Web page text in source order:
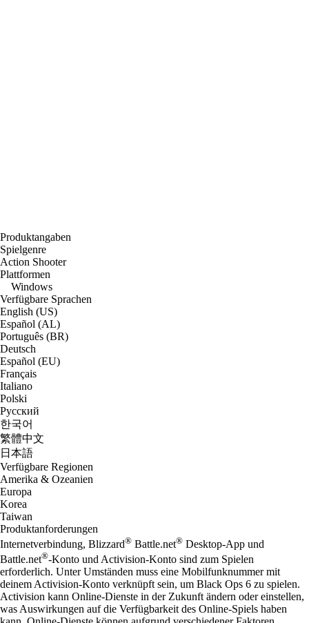
Produktangaben
Spielgenre
Action Shooter
Plattformen
Windows
Verfügbare Sprachen
English (US)
Español (AL)
Português (BR)
Deutsch
Español (EU)
Français
Italiano
Polski
Русский
한국어
繁體中文
日本語
Verfügbare Regionen
Amerika & Ozeanien
Europa
Korea
Taiwan
Produktanforderungen
Internetverbindung, Blizzard® Battle.net® Desktop-App und
Battle.net®-Konto und Activision-Konto sind zum Spielen
erforderlich. Unter Umständen muss eine Mobilfunknummer mit
deinem Activision-Konto verknüpft sein, um Black Ops 6 zu spielen.
Activision kann Online-Dienste in der Zukunft ändern oder einstellen,
was Auswirkungen auf die Verfügbarkeit des Online-Spiels haben